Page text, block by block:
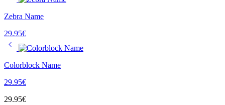
Zebra Name
29.95€
Colorblock Name
29.95€
29.95€